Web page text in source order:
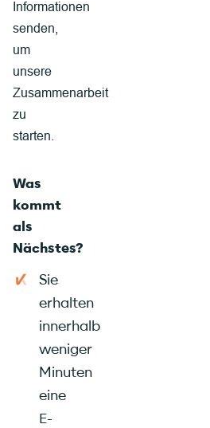
Informationen
senden,
um
unsere
Zusammenarbeit
zu
starten.
Was
kommt
als
Nächstes?
Sie
erhalten
innerhalb
weniger
Minuten
eine
E-